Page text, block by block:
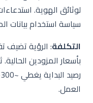
سياسة استخدام بيانات
التكلفة
العمل.